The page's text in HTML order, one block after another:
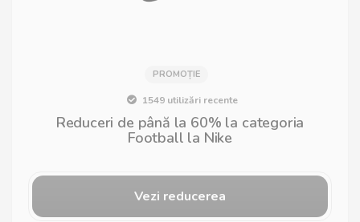
PROMOȚIE
1549 utilizări recente
Reduceri de până la 60% la categoria
Football la Nike
Vezi reducerea